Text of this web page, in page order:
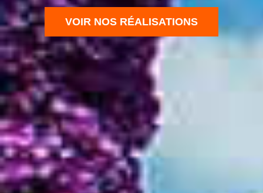
VOIR NOS RÉALISATIONS